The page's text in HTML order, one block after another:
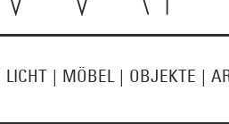
LICHT | MÖBEL | OBJEKTE |